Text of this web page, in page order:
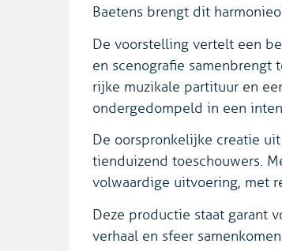
Baetens brengt dit
De voorstelling vertelt een
en scenografie samenbrengt
rijke muzikale partituur en
ondergedompeld in een
De oorspronkelijke creatie
tienduizend toeschouwers.
volwaardige uitvoering, met
Deze productie staat garant
verhaal en sfeer